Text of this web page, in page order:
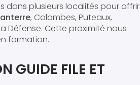
dans plusieurs localités pour offrir
, Colombes, Puteaux,
Défense. Cette proximité nous
formation.
GUIDE FILE ET